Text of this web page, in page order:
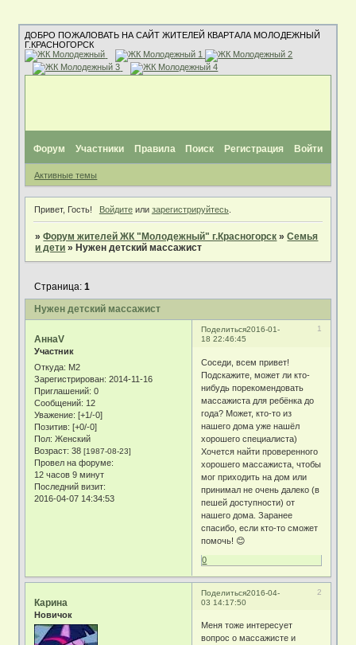
ДОБРО ПОЖАЛОВАТЬ НА САЙТ ЖИТЕЛЕЙ КВАРТАЛА МОЛОДЕЖНЫЙ
Г.КРАСНОГОРСК
Форум Участники Правила Поиск Регистрация Войти
Активные темы
Привет, Гость! Войдитеили зарегистрируйтесь.
»Форум жителей ЖК "Молодежный" г.Красногорск »Семья
и дети » Нужен детский массажист
Нужен детский массажист
Страница:1
Поделиться 1
2016-01-
18 22:46:45
АннаV
Участник
Откуда: М2
Зарегистрирован: 2014-11-16
Приглашений: 0
Сообщений: 12
Уважение: [+1/-0]
Позитив: [+0/-0]
Пол: Женский
Возраст: 38[1987-08-23]
Провел на форуме:
12 часов 9 минут
Последний визит:
2016-04-07 14:34:53
Соседи, всем привет!
Подскажите, может ли кто-
нибудь порекомендовать
массажиста для ребёнка до
года? Может, кто-то из
нашего дома уже нашёл
хорошего специалиста)
Хочется найти проверенного
хорошего массажиста, чтобы
мог приходить на дом или
принимал не очень далеко (в
пешей доступности) от
нашего дома. Заранее
спасибо, если кто-то сможет
помочь! 😊
0
Поделиться 2
2016-04-
03 14:17:50
Карина
Новичок
Меня тоже интересует
вопрос о массажисте и